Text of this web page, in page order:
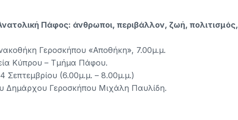
Πάφος: άνθρωποι, περιβάλλον, ζωή, πολιτισμός,
Γεροσκήπου «Αποθήκη», 7.00μ.μ.
Κύπρου – Τμήμα Πάφου.
Σεπτεμβρίου (6.00μ.μ. – 8.00μ.μ.)
Δημάρχου Γεροσκήπου Μιχάλη Παυλίδη.